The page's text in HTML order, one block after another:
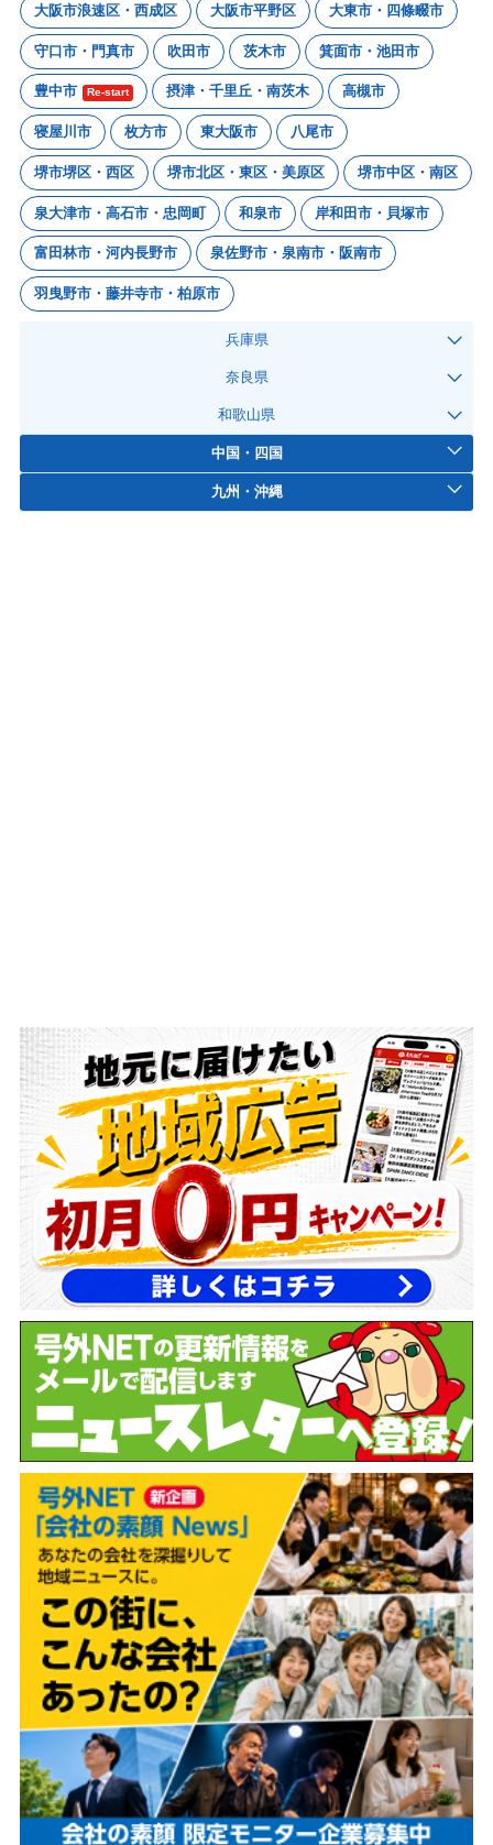
大阪市浪速区・西成区 大阪市平野区 大東市・四條畷市
守口市・門真市 吹田市 茨木市 箕面市・池田市
豊中市 Re-start 摂津・千里丘・南茨木 高槻市
寝屋川市 枚方市 東大阪市 八尾市
堺市堺区・西区 堺市北区・東区・美原区 堺市中区・南区
泉大津市・高石市・忠岡町 和泉市 岸和田市・貝塚市
富田林市・河内長野市 泉佐野市・泉南市・阪南市
羽曳野市・藤井寺市・柏原市
兵庫県
奈良県
和歌山県
中国・四国
九州・沖縄